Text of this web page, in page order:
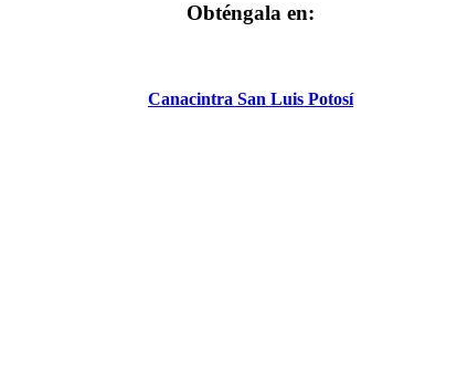
Obténgala en:
Canacintra San Luis Potosí